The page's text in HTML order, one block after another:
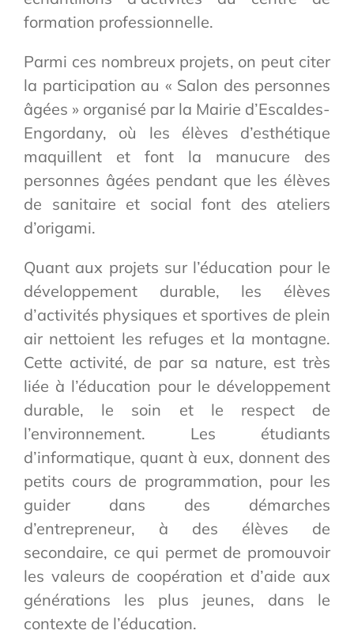
formation professionnelle.
Parmi ces nombreux projets, on peut citer
la participation au « Salon des personnes
âgées » organisé par la Mairie d’Escaldes-
Engordany, où les élèves d’esthétique
maquillent et font la manucure des
personnes âgées pendant que les élèves
de sanitaire et social font des ateliers
d’origami.
Quant aux projets sur l’éducation pour le
développement durable, les élèves
d’activités physiques et sportives de plein
air nettoient les refuges et la montagne.
Cette activité, de par sa nature, est très
liée à l’éducation pour le développement
durable, le soin et le respect de
l’environnement. Les étudiants
d’informatique, quant à eux, donnent des
petits cours de programmation, pour les
guider dans des démarches
d’entrepreneur, à des élèves de
secondaire, ce qui permet de promouvoir
les valeurs de coopération et d’aide aux
générations les plus jeunes, dans le
contexte de l’éducation.